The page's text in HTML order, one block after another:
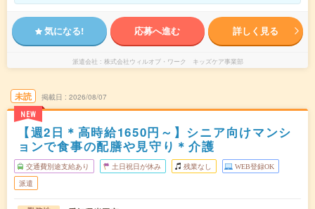
気になる! 応募へ進む 詳しく見る
派遣会社 株式会社ウィルオブ・ワーク キッズケア事業部
未読
NEW
掲載日 2026/08/07
【週2日＊高時給1650円～】シニア向けマンシ
ョンで食事の配膳や見守り＊介護
交通費別途支給あり 土日祝日が休み 残業なし WEB登録OK
派遣